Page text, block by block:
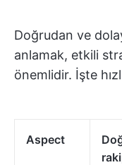
Doğrudan ve
anlamak, etkili
önemlidir. İşte
Aspect